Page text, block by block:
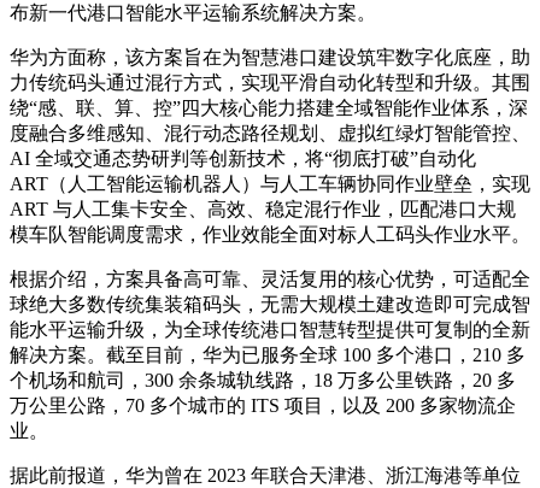
布新一代港口智能水平运输系统解决方案。
华为方面称，该方案旨在为智慧港口建设筑牢数字化底座，助
力传统码头通过混行方式，实现平滑自动化转型和升级。其围
绕“感、联、算、控”四大核心能力搭建全域智能作业体系，深
度融合多维感知、混行动态路径规划、虚拟红绿灯智能管控、
AI 全域交通态势研判等创新技术，将“彻底打破”自动化
ART（人工智能运输机器人）与人工车辆协同作业壁垒，实现
ART 与人工集卡安全、高效、稳定混行作业，匹配港口大规
模车队智能调度需求，作业效能全面对标人工码头作业水平。
根据介绍，方案具备高可靠、灵活复用的核心优势，可适配全
球绝大多数传统集装箱码头，无需大规模土建改造即可完成智
能水平运输升级，为全球传统港口智慧转型提供可复制的全新
解决方案。截至目前，华为已服务全球 100 多个港口，210 多
个机场和航司，300 余条城轨线路，18 万多公里铁路，20 多
万公里公路，70 多个城市的 ITS 项目，以及 200 多家物流企
业。
据此前报道，华为曾在 2023 年联合天津港、浙江海港等单位